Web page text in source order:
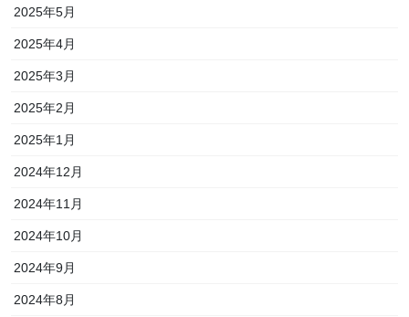
2025年5月
2025年4月
2025年3月
2025年2月
2025年1月
2024年12月
2024年11月
2024年10月
2024年9月
2024年8月